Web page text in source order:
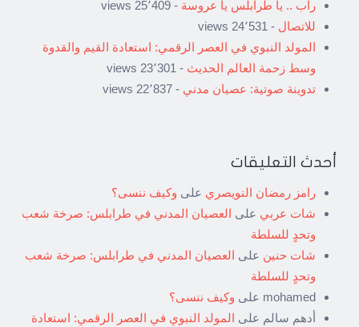
راب .. يا طرابلس يا عروسة - 25٬409 views
للاتصال - 24٬531 views
المولد النبوي في العصر الرقمي: استعادة القيم والقدوة
وسط زحمة العالم الحديث - 23٬301 views
تدوينة صوتية: عصيان مدني - 22٬837 views
أحدث التعليقات
رامز رمضان النويصري على وكيف ننسى؟
شات عربي على العصيان المدني في طرابلس: صرخة شعب
وتحدٍ للسلطة
شات حنين على العصيان المدني في طرابلس: صرخة شعب
وتحدٍ للسلطة
mohamed على وكيف ننسى؟
أدهم سالم على المولد النبوي في العصر الرقمي: استعادة